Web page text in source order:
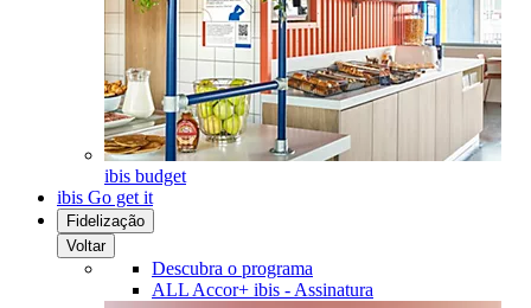
ibis budget
ibis Go get it
Fidelização
Voltar
Descubra o programa
ALL Accor+ ibis - Assinatura